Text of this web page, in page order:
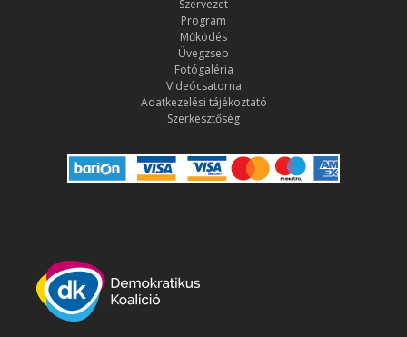
Szervezet
Program
Működés
Üvegzseb
Fotógaléria
Videócsatorna
Adatkezelési tájékoztató
Szerkesztőség